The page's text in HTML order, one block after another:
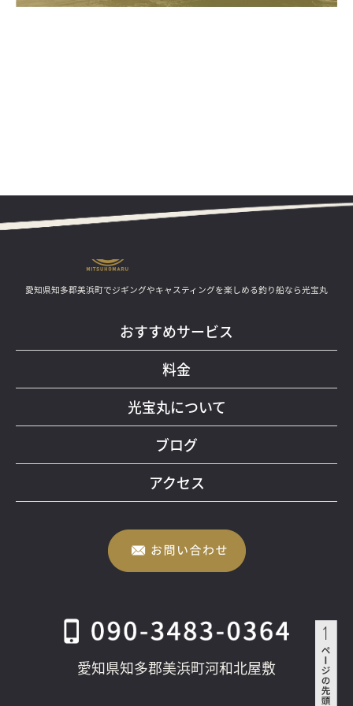
愛知県知多郡美浜町でジギングやキャスティングを楽しめる釣り船なら光宝丸
おすすめサービス
料金
光宝丸について
ブログ
アクセス
愛知県知多郡美浜町河和北屋敷